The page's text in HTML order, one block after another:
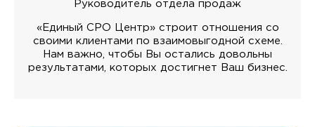
Руководитель отдела продаж
«Единый СРО Центр» строит отношения со
своими клиентами по взаимовыгодной схеме.
Нам важно, чтобы Вы остались довольны
результатами, которых достигнет Ваш бизнес.